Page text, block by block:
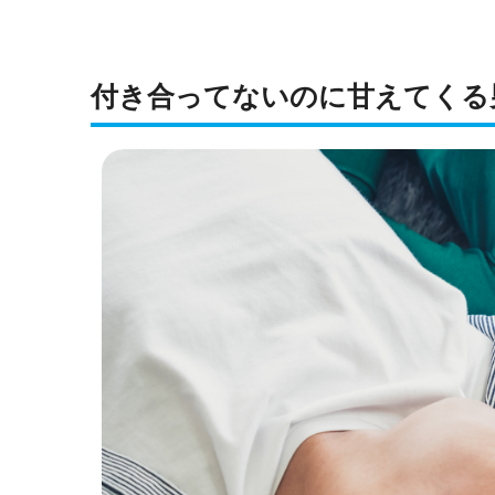
付き合ってないのに甘えてくる